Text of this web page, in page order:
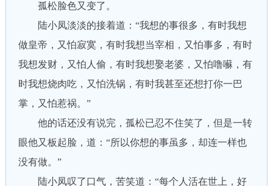
孤松脸色又变了。
陆小凤淡淡的接着道：“我想的事很多，有时我想
做皇帝，又怕寂寞，有时我想当宰相，又怕事多，有时
我想发财，又怕人偷，有时我想娶老婆，又怕噜囌，有
时我想烧肉吃，又怕洗锅，有时我甚至还想打你一巴
掌，又怕惹祸。”
他的话还没有说完，孤松已忍不住笑了，但是一转
眼他又板起脸，道：“所以你想的事虽多，却连一样也
没有做。”
陆小凤叹了口气，苦笑道：“每个人活在世上，好